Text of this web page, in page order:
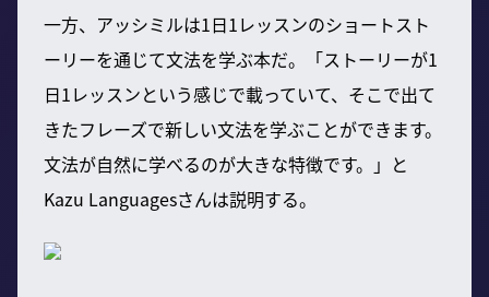
一方、アッシミルは1日1レッスンのショートスト
ーリーを通じて文法を学ぶ本だ。「ストーリーが1
日1レッスンという感じで載っていて、そこで出て
きたフレーズで新しい文法を学ぶことができます。
文法が自然に学べるのが大きな特徴です。」と
Kazu Languagesさんは説明する。